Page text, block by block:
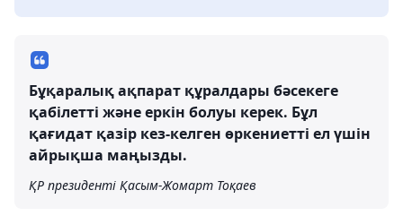
Бұқаралық ақпарат құралдары бәсекеге
қабілетті және еркін болуы керек. Бұл
қағидат қазір кез-келген өркениетті ел үшін
айрықша маңызды.
ҚР президенті Қасым-Жомарт Тоқаев